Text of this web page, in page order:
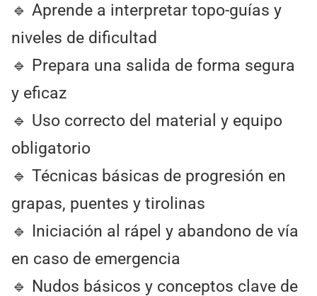
🔹 Aprende a interpretar topo-guías y
niveles de dificultad
🔹 Prepara una salida de forma segura
y eficaz
🔹 Uso correcto del material y equipo
obligatorio
🔹 Técnicas básicas de progresión en
grapas, puentes y tirolinas
🔹 Iniciación al rápel y abandono de vía
en caso de emergencia
🔹 Nudos básicos y conceptos clave de